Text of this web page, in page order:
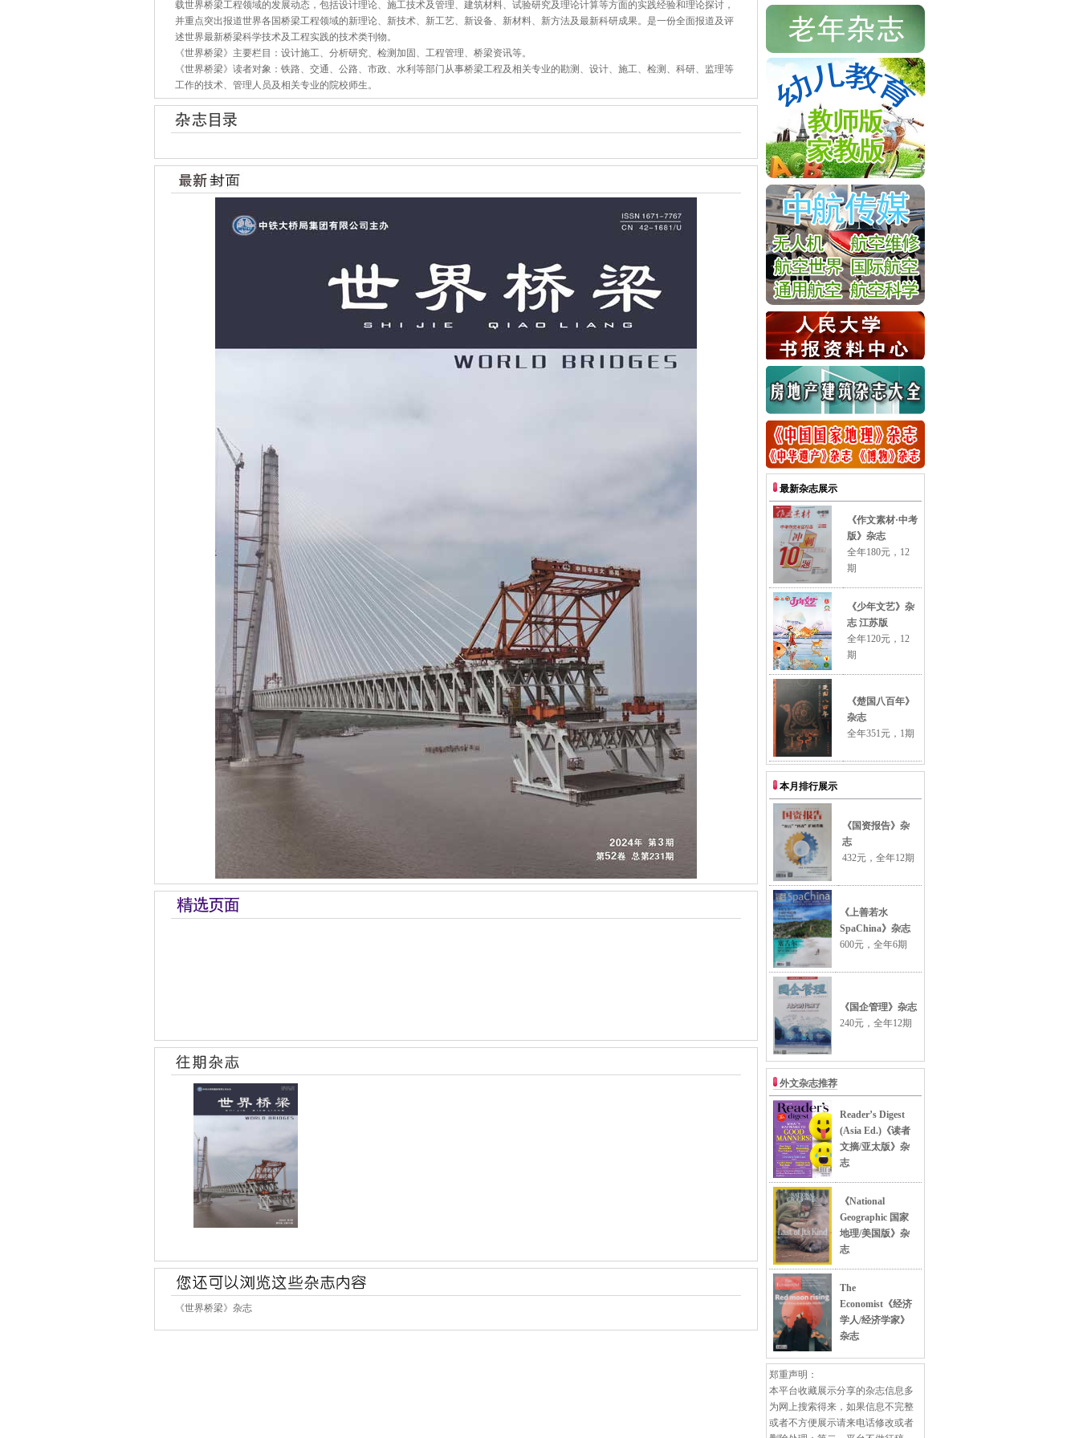
载世界桥梁工程领域的发展动态，包括设计理论、施工技术及管理、建筑材料、试验研究及理论计算等方面的实践经验和理论探讨，
并重点突出报道世界各国桥梁工程领域的新理论、新技术、新工艺、新设备、新材料、新方法及最新科研成果。是一份全面报道及评
述世界最新桥梁科学技术及工程实践的技术类刊物。
《世界桥梁》主要栏目：设计施工、分析研究、检测加固、工程管理、桥梁资讯等。
《世界桥梁》读者对象：铁路、交通、公路、市政、水利等部门从事桥梁工程及相关专业的勘测、设计、施工、检测、科研、监理等
工作的技术、管理人员及相关专业的院校师生。
《世界桥梁》杂志